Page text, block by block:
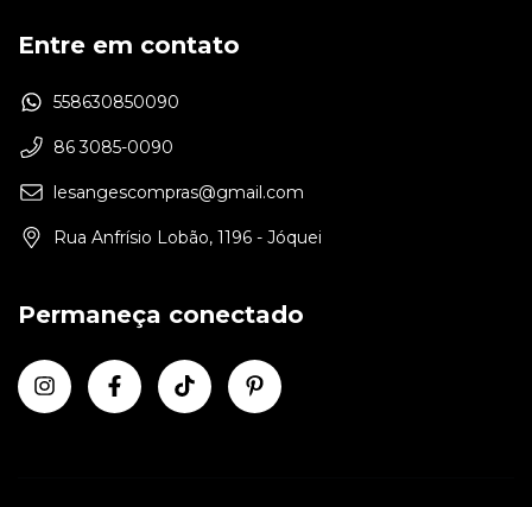
Entre em contato
558630850090
86 3085-0090
lesangescompras@gmail.com
Rua Anfrísio Lobão, 1196 - Jóquei
Permaneça conectado